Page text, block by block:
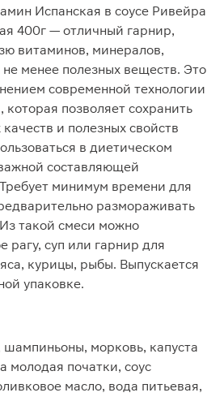
Испанская в соусе Ривейра
400г — отличный гарнир,
витаминов, минералов,
не менее полезных веществ. Это
современной технологии
позволяет сохранить
и полезных свойств
в диетическом
составляющей
минимум времени для
размораживать
такой смеси можно
рагу, суп или гарнир для
курицы, рыбы. Выпускается
упаковке.
шампиньоны, морковь, капуста
молодая початки, соус
масло, вода питьевая,